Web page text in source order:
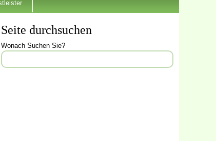
Seite durchsuchen
Wonach Suchen Sie?